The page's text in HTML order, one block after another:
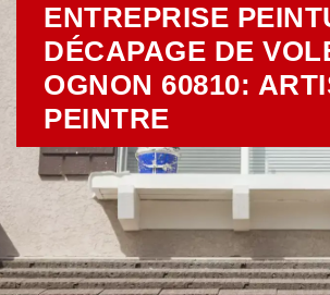
ENTREPRISE
DÉCAPAGE DE
OGNON 60810:
PEINTRE